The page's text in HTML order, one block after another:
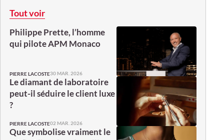
Tout voir
Philippe Prette, l’homme
qui pilote APM Monaco
PIERRE LACOSTE30 MAR. 2026
Le diamant de laboratoire
peut-il séduire le client luxe
?
PIERRE LACOSTE02 MAR. 2026
Que symbolise vraiment le